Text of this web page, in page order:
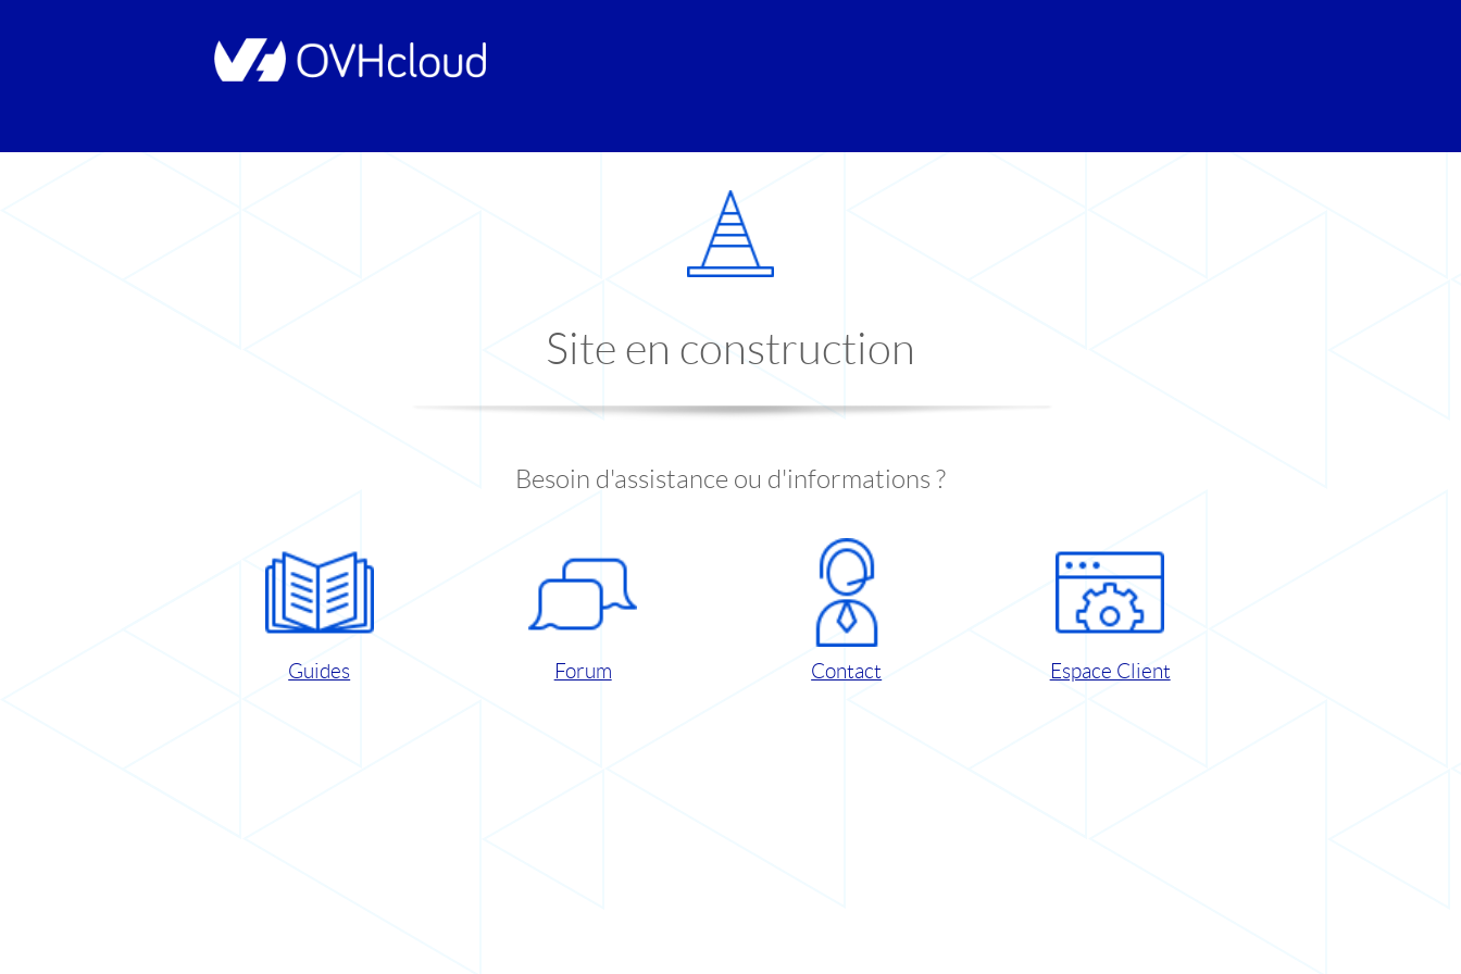
Site en construction
Besoin d'assistance ou d'informations ?
Guides Forum Contact Espace Client